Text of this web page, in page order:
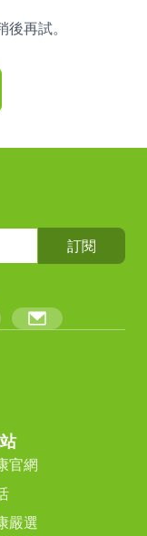
再試。
訂閱
官網
嚴選